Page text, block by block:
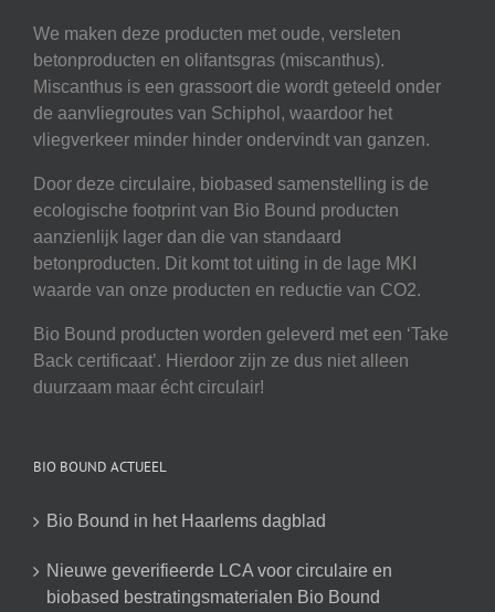
We maken deze producten met oude, versleten
betonproducten en olifantsgras (miscanthus).
Miscanthus is een grassoort die wordt geteeld onder
de aanvliegroutes van Schiphol, waardoor het
vliegverkeer minder hinder ondervindt van ganzen.
Door deze circulaire, biobased samenstelling is de
ecologische footprint van Bio Bound producten
aanzienlijk lager dan die van standaard
betonproducten. Dit komt tot uiting in de lage MKI
waarde van onze producten en reductie van CO2.
Bio Bound producten worden geleverd met een ‘Take
Back certificaat’. Hierdoor zijn ze dus niet alleen
duurzaam maar écht circulair!
BIO BOUND ACTUEEL
Bio Bound in het Haarlems dagblad
Nieuwe geverifieerde LCA voor circulaire en
biobased bestratingsmaterialen Bio Bound